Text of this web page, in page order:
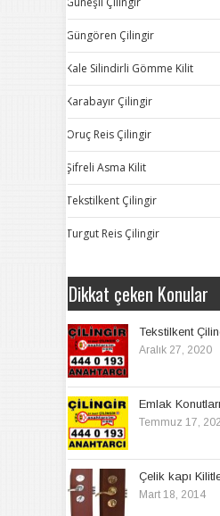
Güngören Çilingir
Kale Silindirli Gömme Kilit
Karabayır Çilingir
Oruç Reis Çilingir
Şifreli Asma Kilit
Tekstilkent Çilingir
Turgut Reis Çilingir
Dikkat çeken Konular
Tekstilkent
Aralık 27, 2020
Emlak
Temmuz 17,
Çelik kapı
Mart 18, 2014